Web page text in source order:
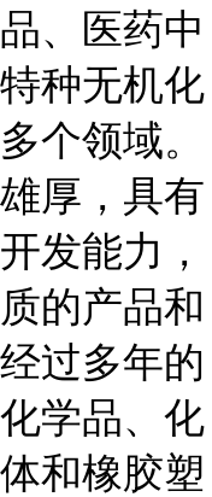
、医药中
种无机化
个领域。
厚，具有
发能力，
的产品和
过多年的
学品、化
和橡胶塑